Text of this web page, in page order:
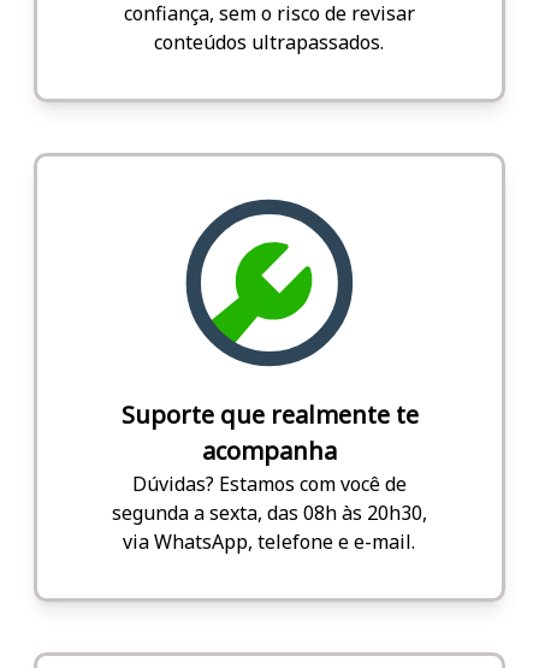
confiança, sem o risco de revisar
conteúdos ultrapassados.
Suporte que realmente te
acompanha
Dúvidas? Estamos com você de
segunda a sexta, das 08h às 20h30,
via WhatsApp, telefone e e-mail.